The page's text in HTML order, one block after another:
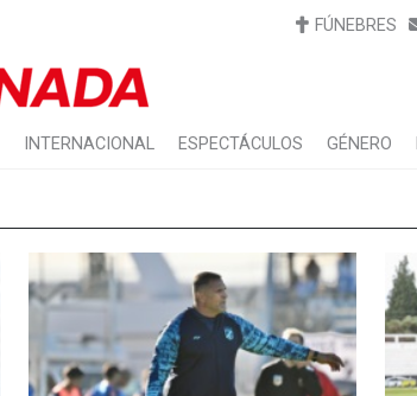
FÚNEBRES
INTERNACIONAL ESPECTÁCULOS GÉNERO